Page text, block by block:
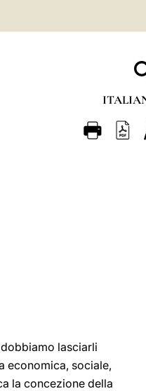
LATINE
lasciarli
economica, sociale,
la concezione della